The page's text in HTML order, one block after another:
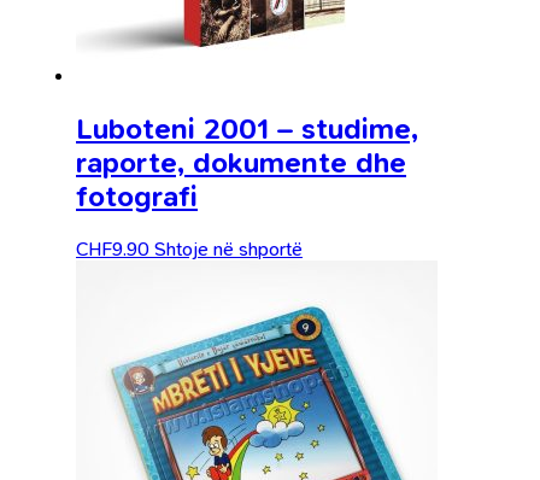
Luboteni 2001 – studime,
raporte, dokumente dhe
fotografi
CHF9.90 Shtoje në shportë